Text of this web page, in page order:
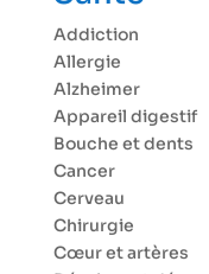
Addiction
Allergie
Alzheimer
Appareil digestif
Bouche et dents
Cancer
Cerveau
Chirurgie
Cœur et artères